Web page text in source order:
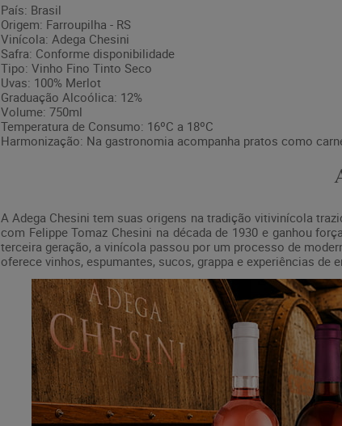
País: Brasil
Origem: Farroupilha - RS
Vinícola: Adega Chesini
Safra: Conforme disponibilidade
Tipo: Vinho Fino Tinto Seco
Uvas: 100% Merlot
Graduação Alcoólica: 12%
Volume: 750ml
Temperatura de Consumo: 16ºC a 18ºC
Harmonização: Na gastronomia acompanha pratos como
A Adega Chesini tem suas origens na tradição vitivinícola
com Felippe Tomaz Chesini na década de 1930 e ganhou
terceira geração, a vinícola passou por um processo de
oferece vinhos, espumantes, sucos, grappa e experiências de